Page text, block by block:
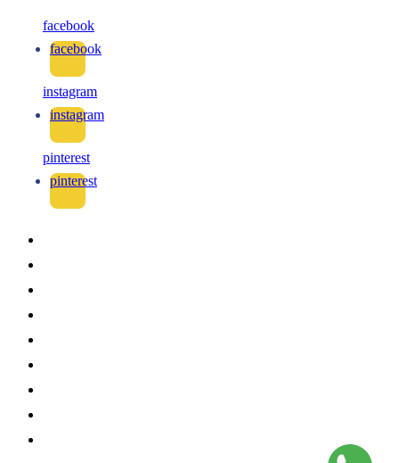
facebook
facebook
instagram
instagram
pinterest
pinterest